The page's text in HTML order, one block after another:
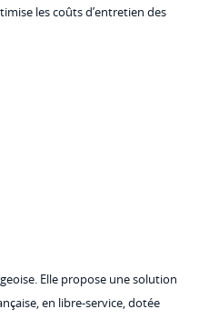
les coûts d’entretien des
Elle propose une solution
en libre-service, dotée